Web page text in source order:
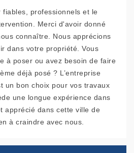
fiables, professionnels et le
Merci d'avoir donné
connaître. Nous apprécions
dans votre propriété. Vous
à poser ou avez besoin de faire
déjà posé ? L’entreprise
un bon choix pour vos travaux
une longue expérience dans
apprécié dans cette ville de
à craindre avec nous.